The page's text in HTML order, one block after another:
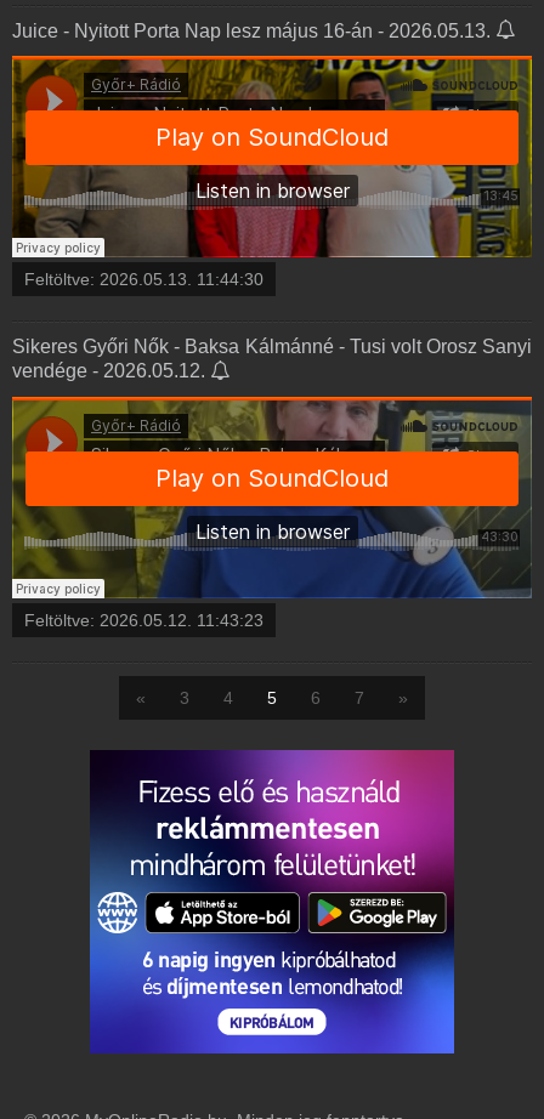
Juice - Nyitott Porta Nap lesz május 16-án - 2026.05.13.
Feltöltve: 2026.05.13. 11:44:30
Sikeres Győri Nők - Baksa Kálmánné - Tusi volt Orosz Sanyi
vendége - 2026.05.12.
Feltöltve: 2026.05.12. 11:43:23
« 3 4 5 6 7 »